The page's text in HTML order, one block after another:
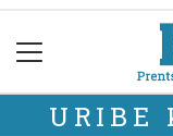
URIBE